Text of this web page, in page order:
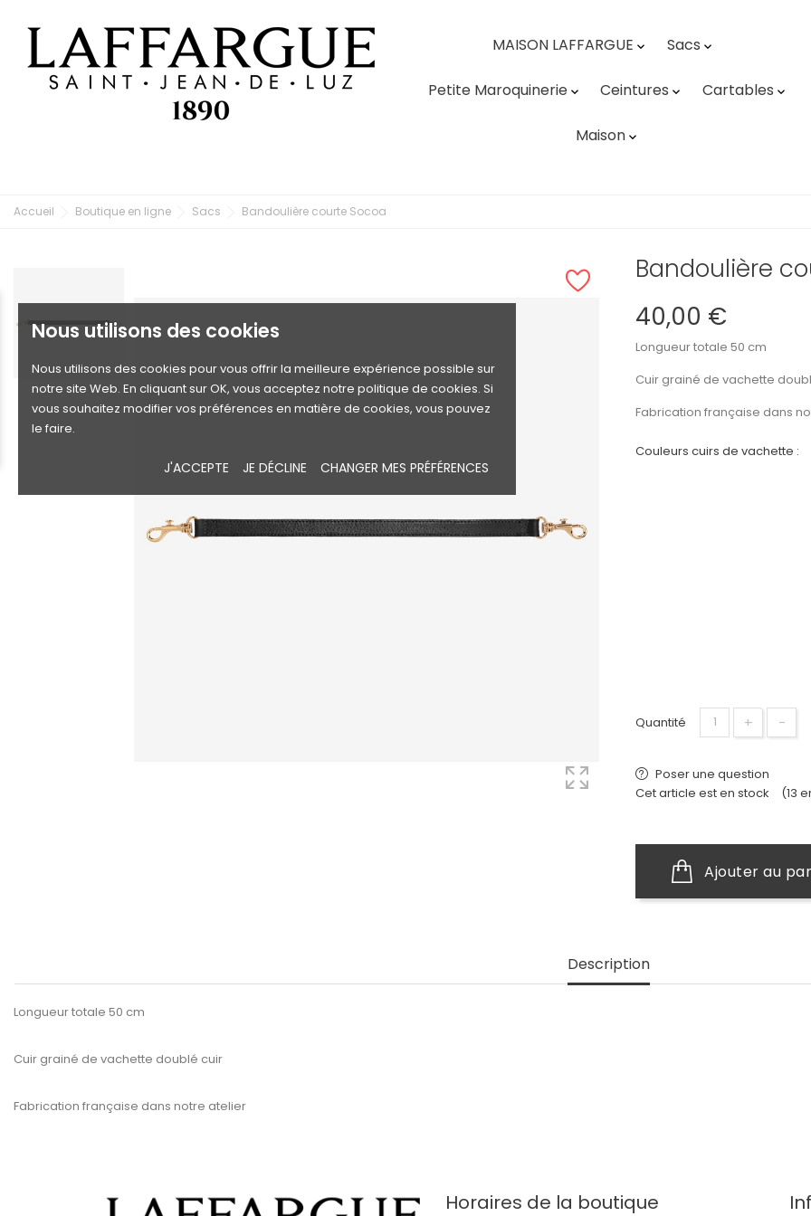
Nous utilisons des cookies
Nous utilisons des cookies pour vous offrir la meilleure expérience possible sur
notre site Web. En cliquant sur OK, vous acceptez notre politique de cookies. Si
vous souhaitez modifier vos préférences en matière de cookies, vous pouvez
le faire.
J'ACCEPTE JE DÉCLINE CHANGER MES PRÉFÉRENCES
MAISON LAFFARGUE  Sacs 
Petite Maroquinerie  Ceintures  Cartables 
Maison 
Accueil Boutique en ligne Sacs Bandoulière courte Socoa
Bandoulière
40,00 €
Longueur totale 50 cm
Cuir grainé de vachette
Fabrication française dans
Couleurs cuirs de vachette :
Quantité + −
Poser une question
Cet article est en stock
(13
Ajouter au
Description
Longueur totale 50 cm
Cuir grainé de vachette doublé cuir
Fabrication française dans notre atelier
Horaires de la boutique